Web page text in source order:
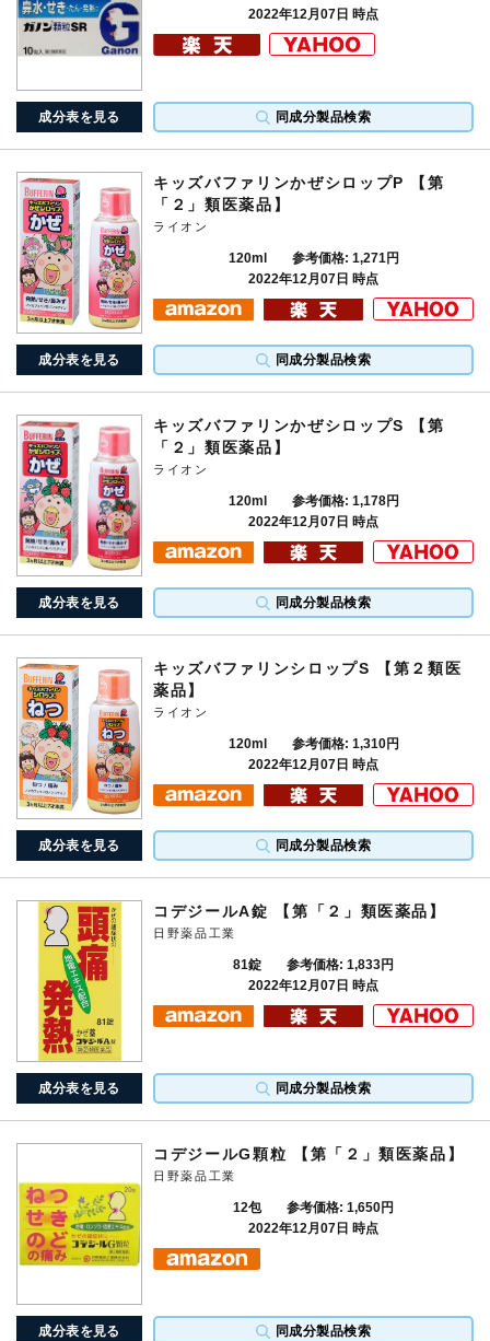
成分表を見る 同成分製品検索
2022年12月07日 時点
成分表を見る 同成分製品検索
キッズバファリンかぜシロップP 【第
「２」類医薬品】
ライオン
120ml
参考価格: 1,271円
2022年12月07日 時点
成分表を見る 同成分製品検索
キッズバファリンかぜシロップS 【第
「２」類医薬品】
ライオン
120ml
参考価格: 1,178円
2022年12月07日 時点
成分表を見る 同成分製品検索
キッズバファリンシロップS 【第２類医
薬品】
ライオン
120ml
参考価格: 1,310円
2022年12月07日 時点
成分表を見る 同成分製品検索
コデジールA錠 【第「２」類医薬品】
日野薬品工業
81錠
参考価格: 1,833円
2022年12月07日 時点
成分表を見る 同成分製品検索
コデジールG顆粒 【第「２」類医薬品】
日野薬品工業
12包
参考価格: 1,650円
2022年12月07日 時点